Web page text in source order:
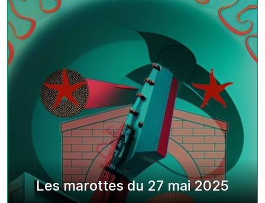
Les marottes du 27 mai 2025